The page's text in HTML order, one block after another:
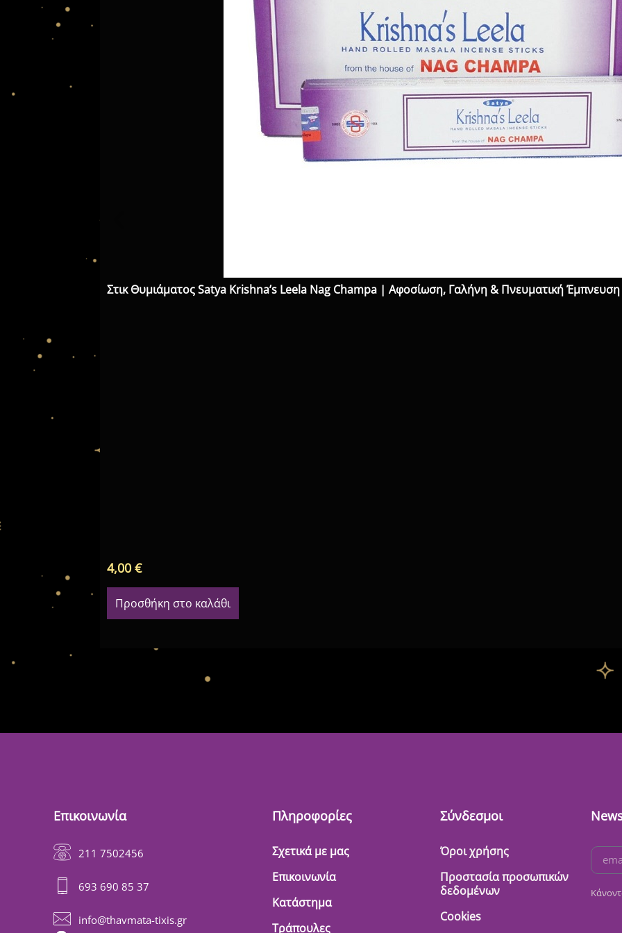
Στικ Θυμιάματος Satya Krishna’s Leela Nag Champa | Αφοσίωση, Γαλήνη & Πνευματική Έμπνευση
4,00€
Προσθήκη στο καλάθι
Επικοινωνία
211 7502456
693 690 85 37
info@thavmata-tixis.gr
Πληροφορίες
Σχετικά με μας
Επικοινωνία
Κατάστημα
Τράπουλες
Σύνδεσμοι
Όροι χρήσης
Προστασία προσωπικών
δεδομένων
Cookies